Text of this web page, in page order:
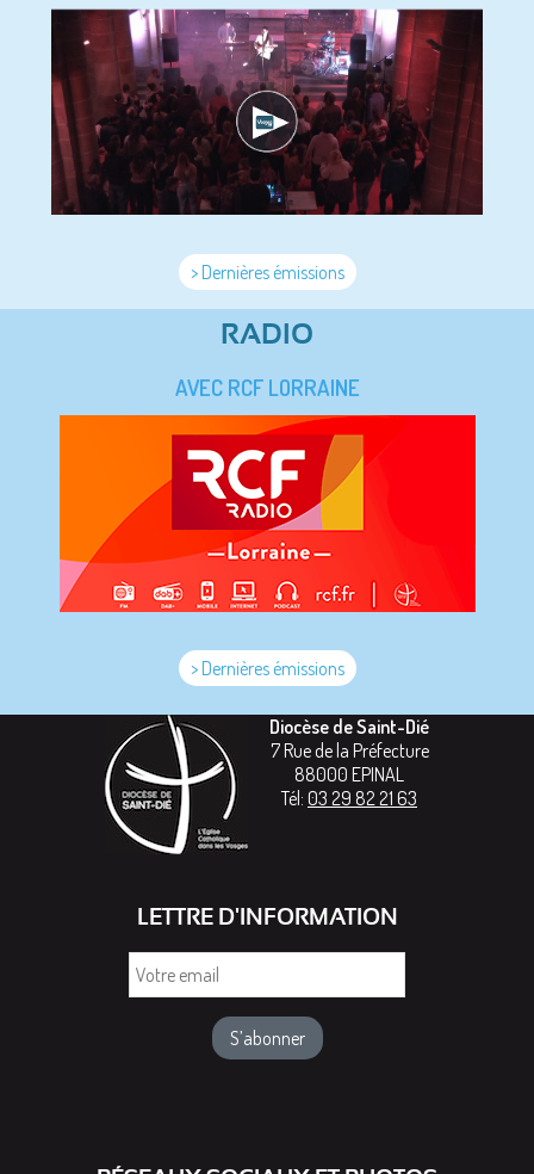
> Dernières émissions
RADIO
AVEC RCF LORRAINE
> Dernières émissions
Diocèse de Saint-Dié
7 Rue de la Préfecture
88000 EPINAL
Tél: 03 29 82 21 63
LETTRE D'INFORMATION